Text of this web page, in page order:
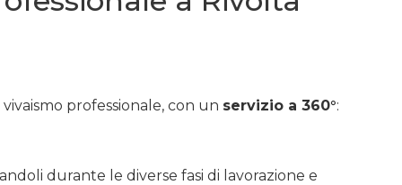
professionale, con un servizio a 360°:
durante le diverse fasi di lavorazione e